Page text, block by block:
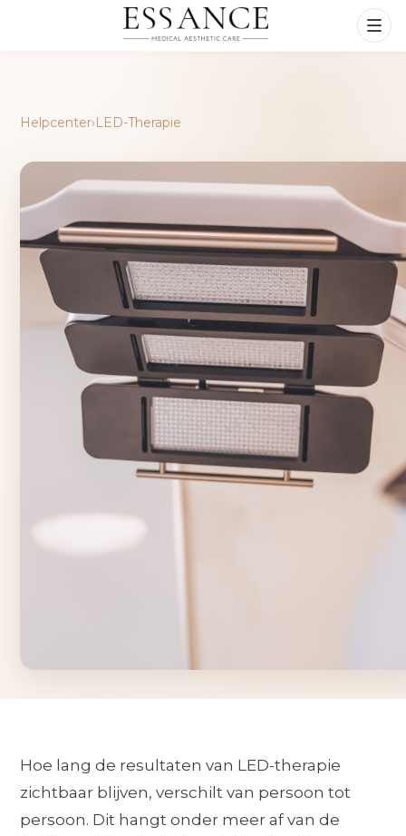
Helpcenter›LED-Therapie
Hoe lang de resultaten van LED-therapie
zichtbaar blijven, verschilt van persoon tot
persoon. Dit hangt onder meer af van de